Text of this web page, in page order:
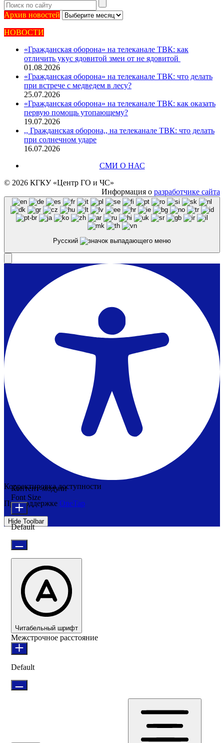
Архив новостей
Архив
НОВОСТИ
«Гражданская оборона» на телеканале ТВК: как
отличить укус ядовитой змеи от не ядовитой
01.08.2026
«Гражданская оборона» на телеканале ТВК: что делать
при встрече с медведем в лесу?
25.07.2026
«Гражданская оборона» на телеканале ТВК: как оказать
первую помощь утопающему?
19.07.2026
,, Гражданская оборона,, на телеканале ТВК: что делать
при солнечном ударе
16.07.2026
СМИ О НАС
© 2026 КГКУ «Центр ГО и ЧС»
Информация о разработчике сайта
Русский
Корректировка доступности
При поддержке OneTap
Hide Toolbar
Контент-модули
Font Size
Default
Читабельный шрифт
Межстрочное расстояние
Default